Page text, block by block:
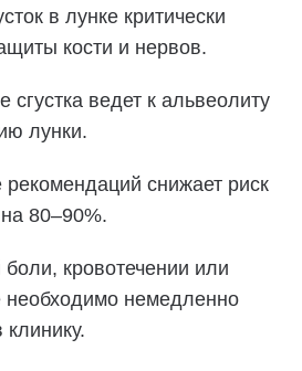
в лунке критически
кости и нервов.
сгустка ведет к альвеолиту
лунки.
снижает риск
80–90%.
кровотечении или
необходимо немедленно
клинику.